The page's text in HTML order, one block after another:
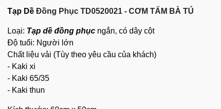
Tạp Dề Đồng Phục TD0520021 - CƠM TẤM BÀ TÚ
Loại: Tạp dề đồng phục ngắn, có dây cột
Độ tuổi: Người lớn
Chất liệu vải (Tùy theo yêu cầu của khách)
- Kaki xi
- Kaki 65/35
- Kaki thun